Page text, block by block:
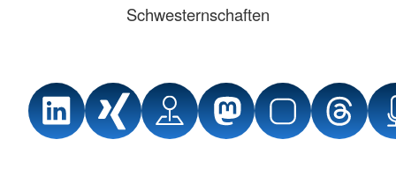
Schwesternschaften